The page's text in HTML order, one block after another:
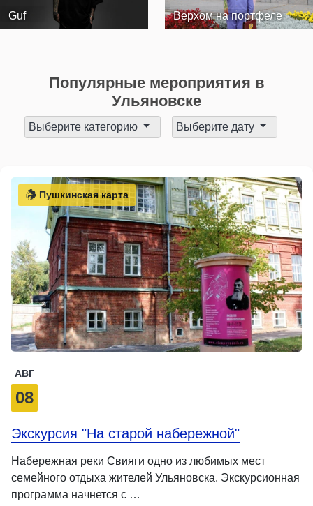
Guf Верхом на портфеле
Популярные мероприятия в
Ульяновске
Выберите категорию Выберите дату
Пушкинская карта
АВГ
08
Экскурсия "На старой набережной"
Набережная реки Свияги одно из любимых мест
семейного отдыха жителей Ульяновска. Экскурсионная
программа начнется с …